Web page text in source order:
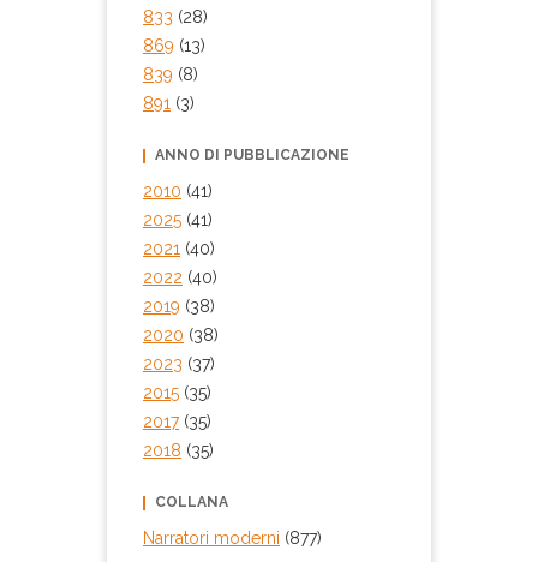
833 (28)
869 (13)
839 (8)
891 (3)
ANNO DI PUBBLICAZIONE
2010 (41)
2025 (41)
2021 (40)
2022 (40)
2019 (38)
2020 (38)
2023 (37)
2015 (35)
2017(35)
2018 (35)
COLLANA
Narratori moderni (877)